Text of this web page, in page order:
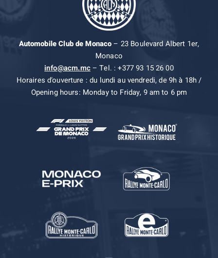
Automobile Club de Monaco– 23 Boulevard Albert 1er,
Monaco
info@acm.mc– Tel. : +377 93 15 26 00
Horaires d’ouverture : du lundi au vendredi, de 9h à 18h /
Opening hours: Monday to Friday, 9 am to 6 pm